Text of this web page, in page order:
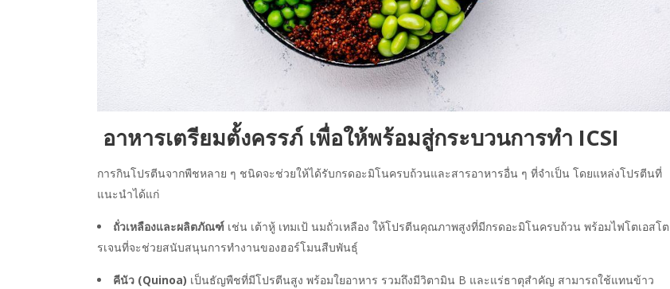
อาหารเตรียมตั้งครรภ์ เพื่อให้พร้อมสู่กระบวนการทำ ICSI
การกินโปรตีนจากพืชหลาย ๆ ชนิดจะช่วยให้ได้รับกรดอะมิโนครบถ้วนและสารอาหารอื่น ๆ ที่จำเป็น โดยแหล่งโปรตีนที่
แนะนำได้แก่
ถั่วเหลืองและผลิตภัณฑ์ เช่น เต้าหู้ เทมเป้ นมถั่วเหลือง ให้โปรตีนคุณภาพสูงที่มีกรดอะมิโนครบถ้วน พร้อมไฟโตเอสโต
รเจนที่จะช่วยสนับสนุนการทำงานของฮอร์โมนสืบพันธุ์
คีนัว (Quinoa) เป็นธัญพืชที่มีโปรตีนสูง พร้อมใยอาหาร รวมถึงมีวิตามิน B และแร่ธาตุสำคัญ สามารถใช้แทนข้าว